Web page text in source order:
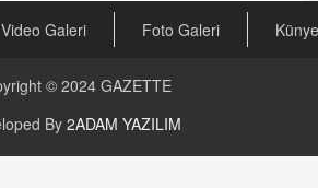
yapısıyla Suriye
BURÇ YORUMU
Video Galeri Foto Galeri Künye
© 2024 GAZETTE
By 2ADAM YAZILIM